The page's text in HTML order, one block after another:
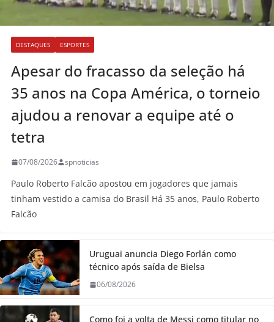
DESTAQUES ESPORTES
Apesar do fracasso da seleção há
35 anos na Copa América, o torneio
ajudou a renovar a equipe até o
tetra
07/08/2026 spnoticias
Paulo Roberto Falcão apostou em jogadores que jamais
tinham vestido a camisa do Brasil Há 35 anos, Paulo Roberto
Falcão
Uruguai anuncia Diego Forlán como
técnico após saída de Bielsa
06/08/2026
Como foi a volta de Messi como titular no